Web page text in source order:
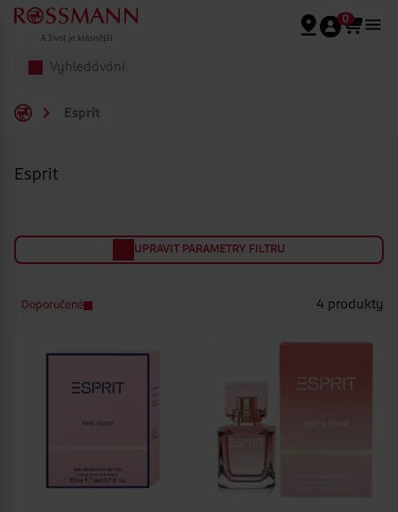
Přeskočit na hlavmní obsah
0
Esprit
Esprit
UPRAVIT PARAMETRY FILTRU
Doporučené 4 produkty